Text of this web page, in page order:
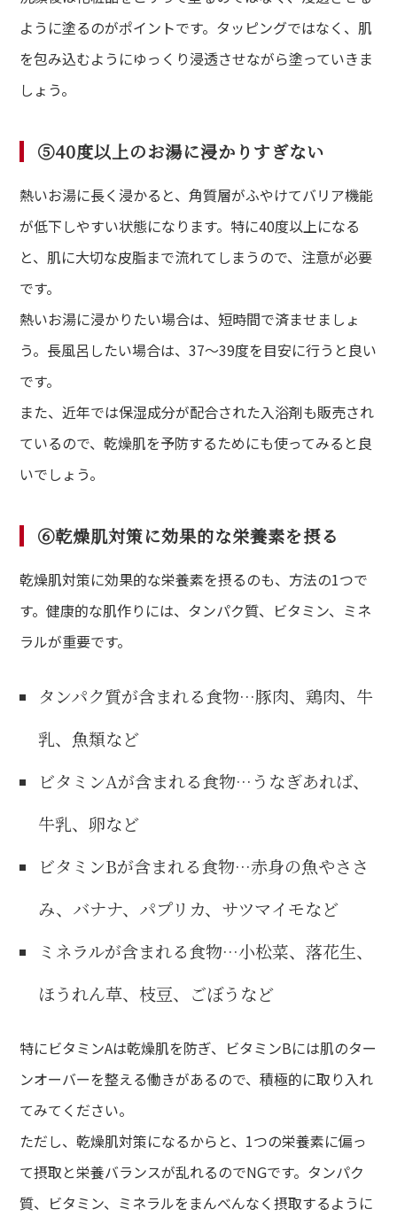
ように塗るのがポイントです。タッピングではなく、肌
を包み込むようにゆっくり浸透させながら塗っていきま
しょう。
⑤40度以上のお湯に浸かりすぎない
熱いお湯に長く浸かると、角質層がふやけてバリア機能
が低下しやすい状態になります。特に40度以上になる
と、肌に大切な皮脂まで流れてしまうので、注意が必要
です。
熱いお湯に浸かりたい場合は、短時間で済ませましょ
う。長風呂したい場合は、37〜39度を目安に行うと良い
です。
また、近年では保湿成分が配合された入浴剤も販売され
ているので、乾燥肌を予防するためにも使ってみると良
いでしょう。
⑥乾燥肌対策に効果的な栄養素を摂る
乾燥肌対策に効果的な栄養素を摂るのも、方法の1つで
す。健康的な肌作りには、タンパク質、ビタミン、ミネ
ラルが重要です。
タンパク質が含まれる食物…豚肉、鶏肉、牛
乳、魚類など
ビタミンAが含まれる食物…うなぎあれば、
牛乳、卵など
ビタミンBが含まれる食物…赤身の魚やささ
み、バナナ、パプリカ、サツマイモなど
ミネラルが含まれる食物…小松菜、落花生、
ほうれん草、枝豆、ごぼうなど
特にビタミンAは乾燥肌を防ぎ、ビタミンBには肌のター
ンオーバーを整える働きがあるので、積極的に取り入れ
てみてください。
ただし、乾燥肌対策になるからと、1つの栄養素に偏っ
て摂取と栄養バランスが乱れるのでNGです。タンパク
質、ビタミン、ミネラルをまんべんなく摂取するように